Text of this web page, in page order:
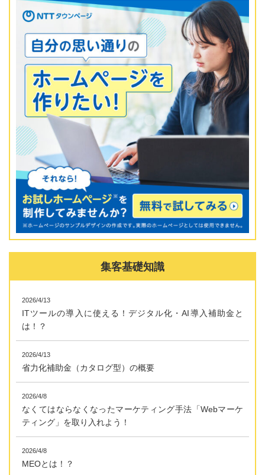
集客基礎知識
2026/4/13
ITツールの導入に使える！デジタル化・AI導入補助金と
は！？
2026/4/13
省力化補助金（カタログ型）の概要
2026/4/8
なくてはならなくなったマーケティング手法「Webマーケ
ティング」を取り入れよう！
2026/4/8
MEOとは！？